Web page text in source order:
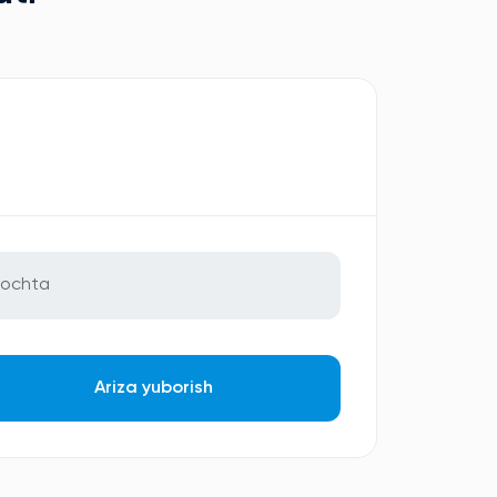
Ariza yuborish